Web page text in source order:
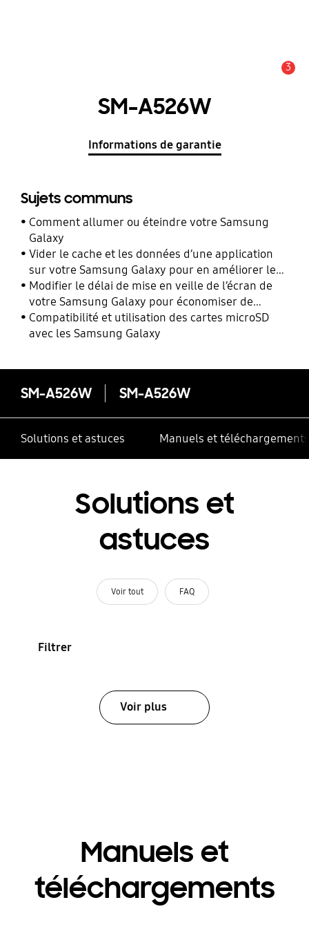
3
SM-A526W
Informations de garantie
Sujets communs
Comment allumer ou éteindre votre Samsung
Galaxy
Vider le cache et les données d’une application
sur votre Samsung Galaxy pour en améliorer les
performances
Modifier le délai de mise en veille de l’écran de
votre Samsung Galaxy pour économiser de
l’énergie
Compatibilité et utilisation des cartes microSD
avec les Samsung Galaxy
SM-A526W SM-A526W
Solutions et astuces Manuels et téléchargements
Solutions et
astuces
Voir tout FAQ
Filtrer
Voir plus
Manuels et
téléchargements